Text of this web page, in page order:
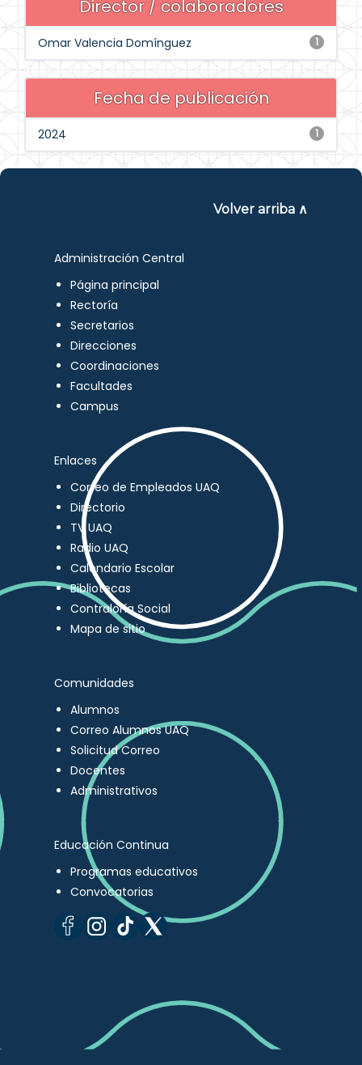
Director / colaboradores
1
Omar Valencia Domínguez
Fecha de publicación
1
2024
Volver arriba ∧
Administración Central
Página principal
Rectoría
Secretarios
Direcciones
Coordinaciones
Facultades
Campus
Enlaces
Correo de Empleados UAQ
Directorio
TV UAQ
Radio UAQ
Calendario Escolar
Bibliotecas
Contraloría Social
Mapa de sitio
Comunidades
Alumnos
Correo Alumnos UAQ
Solicitud Correo
Docentes
Administrativos
Educación Continua
Programas educativos
Convocatorias